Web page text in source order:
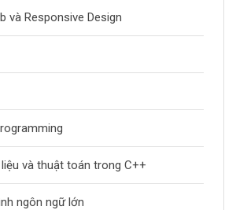
và Responsive Design
và thuật toán trong C++
ngôn ngữ lớn